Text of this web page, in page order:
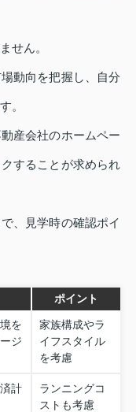
せん。
動向を把握し、自分
。
産会社のホームペー
することが求められ
、見学時の確認ポイ
ポイント
を
ジ
家族構成やラ
イフスタイル
を考慮
計
ランニングコ
ストも考慮